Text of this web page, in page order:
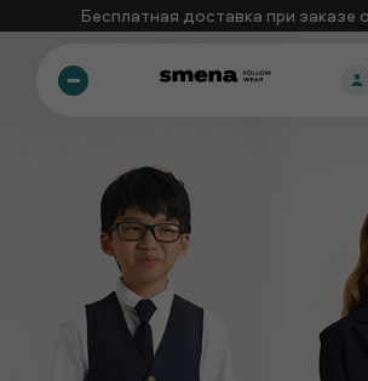
Бесплатная доставка при заказе